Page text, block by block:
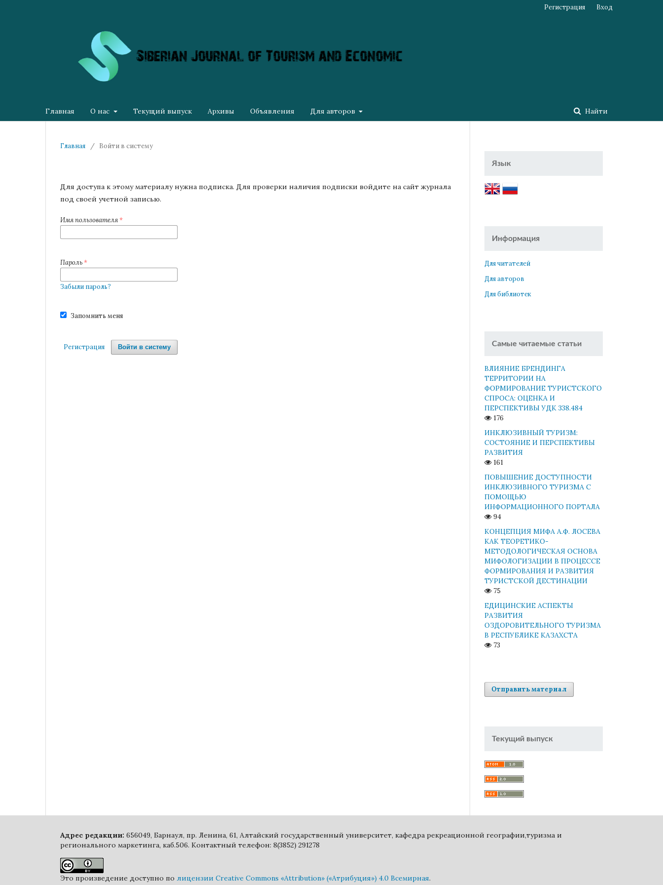
Главная О нас Текущий выпуск Архивы Объявления Для авторов Найти
Регистрация Вход
Главная / Войти в систему
Для доступа к этому материалу нужна подписка. Для проверки наличия подписки войдите на сайт журнала
под своей учетной записью.
Имя пользователя*
Пароль*
Забыли пароль?
Запомнить меня
Войти в систему
Регистрация
Язык
Информация
Для читателей
Для авторов
Для библиотек
Самые читаемые статьи
ВЛИЯНИЕ БРЕНДИНГА
ТЕРРИТОРИИ НА
ФОРМИРОВАНИЕ ТУРИСТСКОГО
СПРОСА: ОЦЕНКА И
ПЕРСПЕКТИВЫ УДК 338.484
176
ИНКЛЮЗИВНЫЙ ТУРИЗМ:
СОСТОЯНИЕ И ПЕРСПЕКТИВЫ
РАЗВИТИЯ
161
ПОВЫШЕНИЕ ДОСТУПНОСТИ
ИНКЛЮЗИВНОГО ТУРИЗМА С
ПОМОЩЬЮ
ИНФОРМАЦИОННОГО ПОРТАЛА
94
КОНЦЕПЦИЯ МИФА А.Ф. ЛОСЕВА
КАК ТЕОРЕТИКО-
МЕТОДОЛОГИЧЕСКАЯ ОСНОВА
МИФОЛОГИЗАЦИИ В ПРОЦЕССЕ
ФОРМИРОВАНИЯ И РАЗВИТИЯ
ТУРИСТСКОЙ ДЕСТИНАЦИИ
75
ЕДИЦИНСКИЕ АСПЕКТЫ
РАЗВИТИЯ
ОЗДОРОВИТЕЛЬНОГО ТУРИЗМА
В РЕСПУБЛИКЕ КАЗАХСТА
73
Отправить материал
Текущий выпуск
Адрес редакции: 656049, Барнаул, пр. Ленина, 61, Алтайский государственный университет, кафедра рекреационной географии,туризма и
регионального маркетинга, каб.506. Контактный телефон: 8(3852) 291278
Это произведение доступно по лицензии Creative Commons «Attribution» («Атрибуция») 4.0 Всемирная.